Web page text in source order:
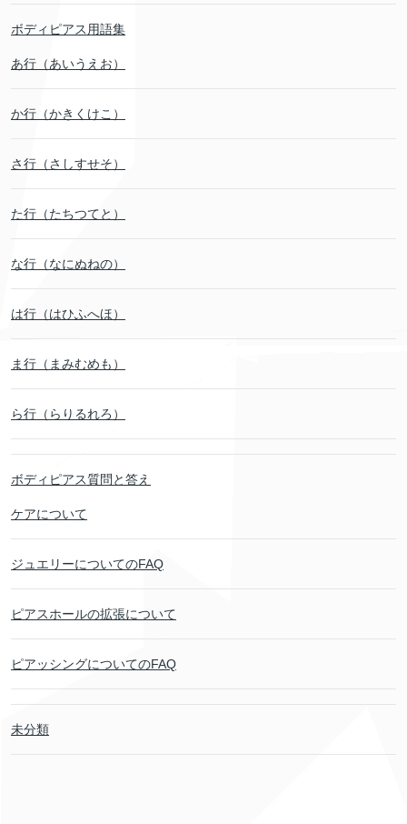
ボディピアス用語集
あ行（あいうえお）
か行（かきくけこ）
さ行（さしすせそ）
た行（たちつてと）
な行（なにぬねの）
は行（はひふへほ）
ま行（まみむめも）
ら行（らりるれろ）
ボディピアス質問と答え
ケアについて
ジュエリーについてのFAQ
ピアスホールの拡張について
ピアッシングについてのFAQ
未分類